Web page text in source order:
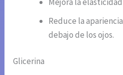
Reduce la
debajo de los ojos.
Glicerina